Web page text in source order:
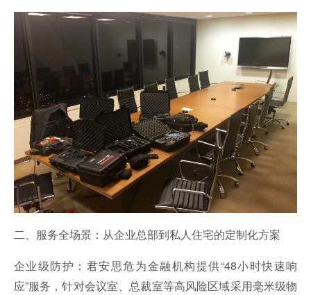
二、服务全场景：从企业总部到私人住宅的定制化方案
企业级防护：君安思危为金融机构提供“48小时快速响
应”服务，针对会议室、总裁室等高风险区域采用毫米级物